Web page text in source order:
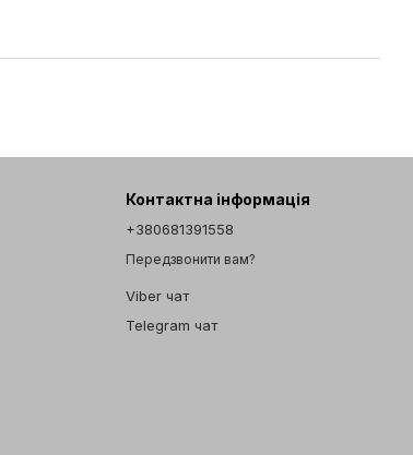
Контактна інформація
+380681391558
Передзвонити вам?
Viber чат
Telegram чат